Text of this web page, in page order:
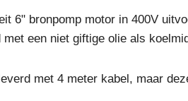
6" bronpomp motor in 400V
met een niet giftige olie als
met 4 meter kabel, maar